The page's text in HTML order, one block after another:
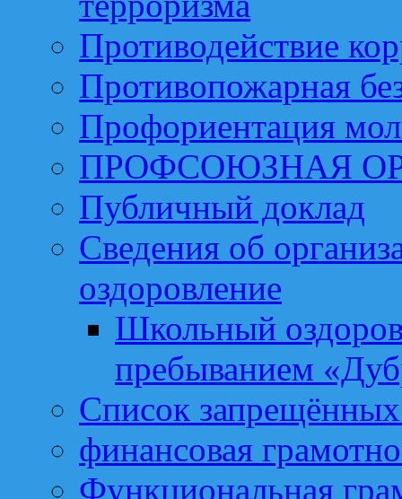
Противодействие
Противопожарная
Профориентация
ПРОФСОЮЗНАЯ
Публичный доклад
Сведения об
оздоровление
Школьный
пребыванием
Список запрещённых
финансовая
Функциональная